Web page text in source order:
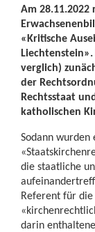
Am
«Kritische
verglich)
der
Rechtsstaat
katholischen
Sodann wurden
die staatliche
Referent für
darin